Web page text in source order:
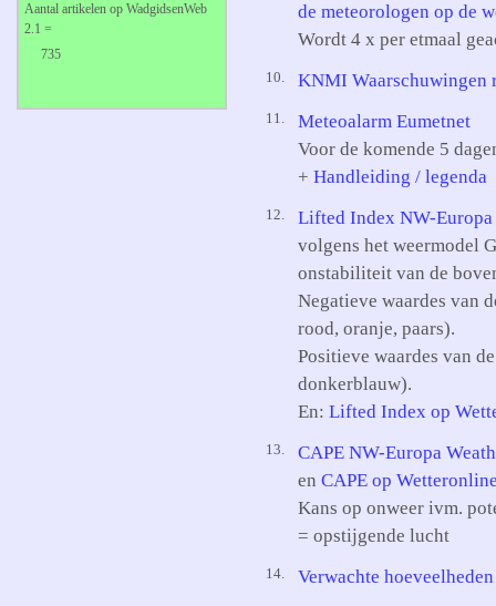
de meteorologen op de
Wordt 4 x per etmaal
10. KNMI Waarschuwingen
11.
Meteoalarm Eumetnet
Voor de komende 5
+ Handleiding / legenda
12.
Lifted Index NW-
volgens het weermodel
onstabiliteit van de
Negatieve waardes van
rood, oranje, paars).
Positieve waardes van
donkerblauw).
En: Lifted Index op
13.
CAPE NW-Europa
en CAPE op
Kans op onweer ivm.
= opstijgende lucht
14. Verwachte
Aantal artikelen op WadgidsenWeb
2.1 =
735